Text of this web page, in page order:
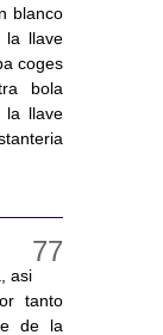
blanco
llave
coges
bola
la llave
asi
tanto
de la